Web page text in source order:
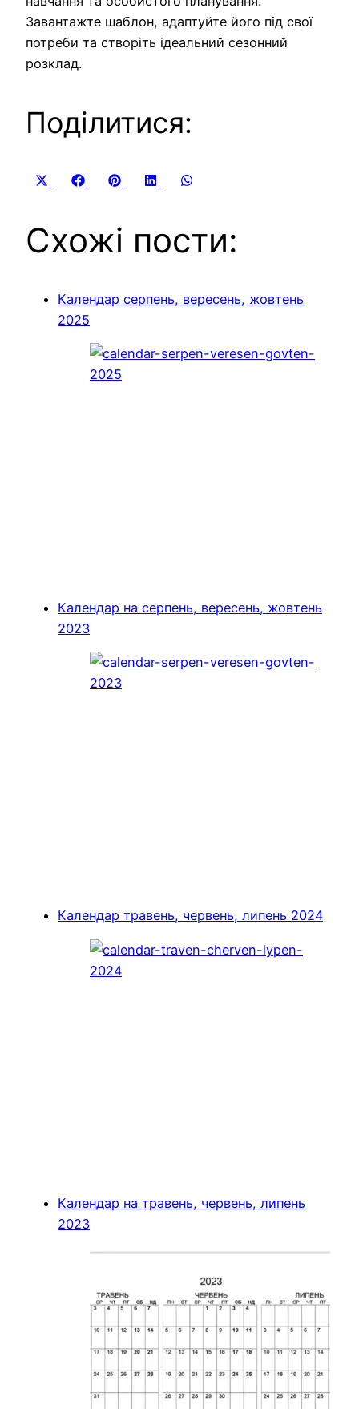
Завантажте шаблон, адаптуйте його під свої
потреби та створіть ідеальний сезонний
розклад.
Поділитися:
Share
Share
Facebook
Share
PinterestShare
LinkedIn
Схожі пости:
Календар серпень, вересень, жовтень
2025
Календар на серпень, вересень, жовтень
2023
Календар травень, червень, липень 2024
Календар на травень, червень, липень
2023